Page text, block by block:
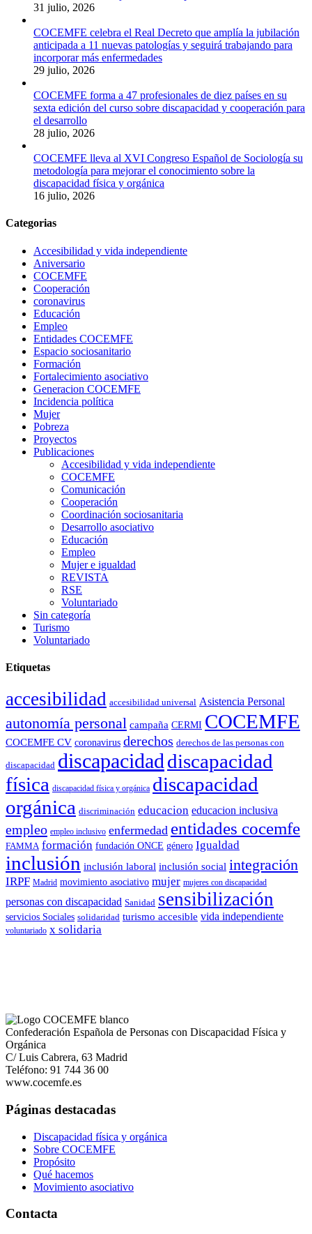
31 julio, 2026
COCEMFE celebra el Real Decreto que amplía la jubilación
anticipada a 11 nuevas patologías y seguirá trabajando para
incorporar más enfermedades
29 julio, 2026
COCEMFE forma a 47 profesionales de diez países en su
sexta edición del curso sobre discapacidad y cooperación para
el desarrollo
28 julio, 2026
COCEMFE lleva al XVI Congreso Español de Sociología su
metodología para mejorar el conocimiento sobre la
discapacidad física y orgánica
16 julio, 2026
Categorias
Accesibilidad y vida independiente
Aniversario
COCEMFE
Cooperación
coronavirus
Educación
Empleo
Entidades COCEMFE
Espacio sociosanitario
Formación
Fortalecimiento asociativo
Generacion COCEMFE
Incidencia política
Mujer
Pobreza
Proyectos
Publicaciones
Accesibilidad y vida independiente
COCEMFE
Comunicación
Cooperación
Coordinación sociosanitaria
Desarrollo asociativo
Educación
Empleo
Mujer e igualdad
REVISTA
RSE
Voluntariado
Sin categoría
Turismo
Voluntariado
Etiquetas
accesibilidad accesibilidad universal Asistencia Personal
autonomía personal campaña CERMI COCEMFE
COCEMFE CV coronavirus derechos derechos de las personas con
discapacidad discapacidad discapacidad
física discapacidad física y orgánica discapacidad
orgánica discriminación educacion educacion inclusiva
empleo empleo inclusivo enfermedad entidades cocemfe
FAMMA formación fundación ONCE género Igualdad
inclusión inclusión laboral inclusión social integración
IRPF Madrid movimiento asociativo mujer mujeres con discapacidad
personas con discapacidad Sanidad sensibilización
servicios Sociales solidaridad turismo accesible vida independiente
voluntariado x solidaria
Confederación Española de Personas con Discapacidad Física y
Orgánica
C/ Luis Cabrera, 63 Madrid
Teléfono: 91 744 36 00
www.cocemfe.es
Páginas destacadas
Discapacidad física y orgánica
Sobre COCEMFE
Propósito
Qué hacemos
Movimiento asociativo
Contacta